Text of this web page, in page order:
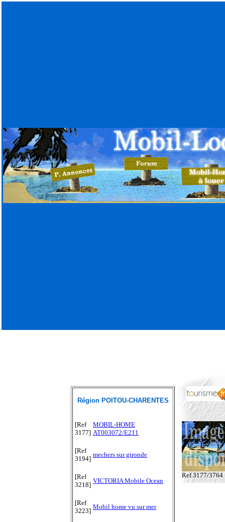
Région POITOU-CHARENTES
[Ref
3177]
MOBIL-HOME
AT003072/E211
[Ref
3194]
mechers sur gironde
[Ref
3218]
VICTORIA Mobile Ocean
[Ref
3223]
Mobil home vu sur mer
Ref 3177/3764